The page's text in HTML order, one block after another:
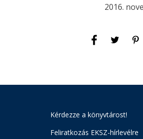
2016.
Kérdezze a könyvtárost!
Feliratkozás EKSZ-hírlevélre